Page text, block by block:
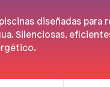
diseñadas para
Silenciosas,